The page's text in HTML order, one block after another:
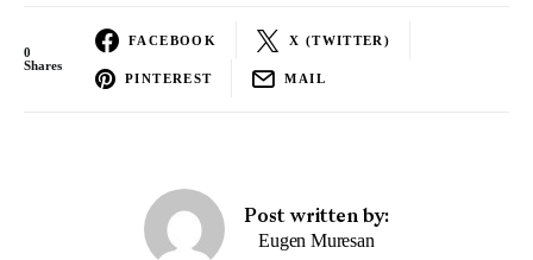
0
Shares
FACEBOOK X (TWITTER)
PINTEREST MAIL
Post written by:
Eugen Muresan